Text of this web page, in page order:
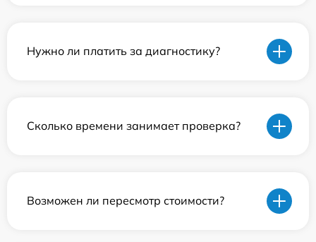
Нужно ли платить за диагностику?
Сколько времени занимает проверка?
Возможен ли пересмотр стоимости?